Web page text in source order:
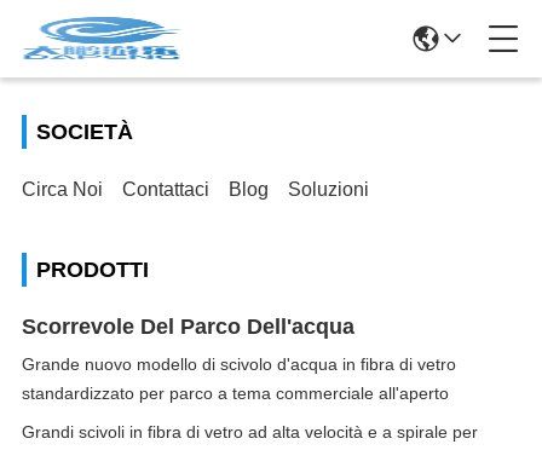
SOCIETÀ
Circa Noi Contattaci Blog Soluzioni
PRODOTTI
Scorrevole Del Parco Dell'acqua
Grande nuovo modello di scivolo d'acqua in fibra di vetro
standardizzato per parco a tema commerciale all'aperto
Grandi scivoli in fibra di vetro ad alta velocità e a spirale per